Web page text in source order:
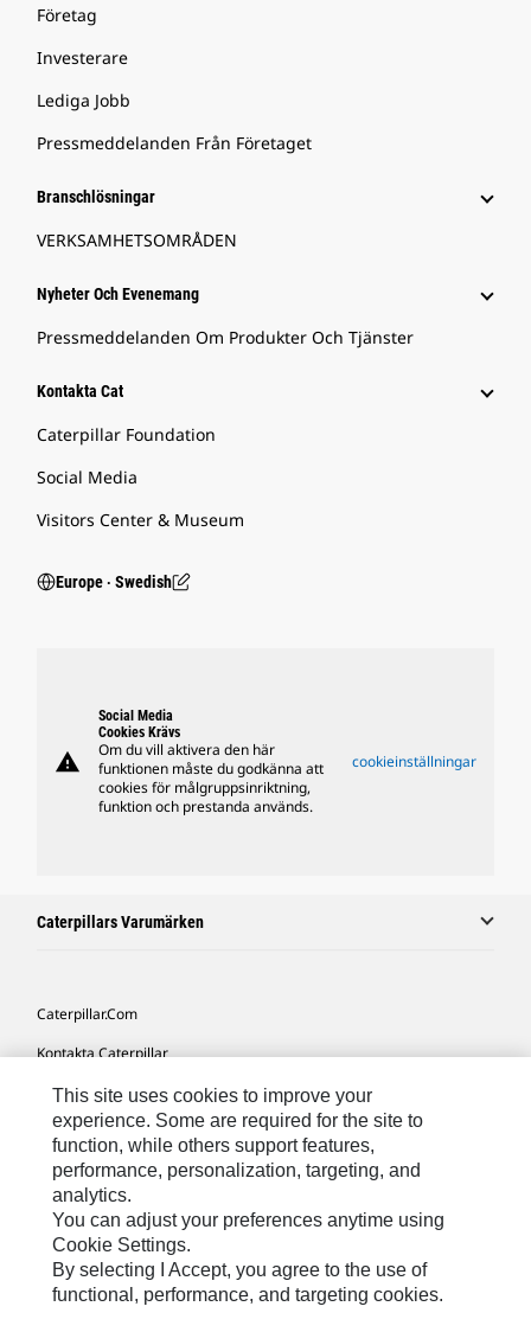
Företag
Investerare
Lediga Jobb
Pressmeddelanden Från Företaget
Branschlösningar
VERKSAMHETSOMRÅDEN
Nyheter Och Evenemang
Pressmeddelanden Om Produkter Och Tjänster
Kontakta Cat
Caterpillar Foundation
Social Media
Visitors Center & Museum
Europe ‧ Swedish
warning
Social Media
Cookies Krävs
Om du vill aktivera den här
funktionen måste du godkänna att
cookies för målgruppsinriktning,
funktion och prestanda används.
cookieinställningar
Caterpillars Varumärken
Caterpillar.com
Kontakta Caterpillar
Mina Marknadsföringspreferenser
Platskarta
Cookie Settings
Juridiskt
Sekretess
This site uses cookies to improve your
experience. Some are required for the site to
function, while others support features,
performance, personalization, targeting, and
analytics.
You can adjust your preferences anytime using
Cookie Settings.
By selecting I Accept, you agree to the use of
functional, performance, and targeting cookies.